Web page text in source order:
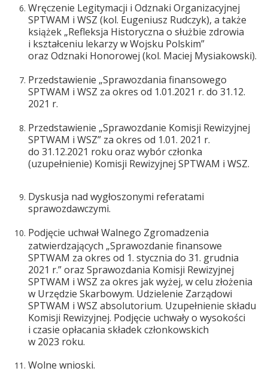
Wręczenie Legitymacji i Odznaki Organizacyjnej
SPTWAM i WSZ (kol. Eugeniusz Rudczyk), a także
książek „Refleksja Historyczna o służbie zdrowia
i kształceniu lekarzy w Wojsku Polskim”
oraz Odznaki Honorowej (kol. Maciej Mysiakowski).
Przedstawienie „Sprawozdania finansowego
SPTWAM i WSZ za okres od 1.01.2021 r. do 31.12.
2021 r.
Przedstawienie „Sprawozdanie Komisji Rewizyjnej
SPTWAM i WSZ” za okres od 1.01. 2021 r.
do 31.12.2021 roku oraz wybór członka
(uzupełnienie) Komisji Rewizyjnej SPTWAM i WSZ.
Dyskusja nad wygłoszonymi referatami
sprawozdawczymi.
Podjęcie uchwał Walnego Zgromadzenia
zatwierdzających „Sprawozdanie finansowe
SPTWAM za okres od 1. stycznia do 31. grudnia
2021 r.” oraz Sprawozdania Komisji Rewizyjnej
SPTWAM i WSZ za okres jak wyżej, w celu złożenia
w Urzędzie Skarbowym. Udzielenie Zarządowi
SPTWAM i WSZ absolutorium. Uzupełnienie składu
Komisji Rewizyjnej. Podjęcie uchwały o wysokości
i czasie opłacania składek członkowskich
w 2023 roku.
Wolne wnioski.